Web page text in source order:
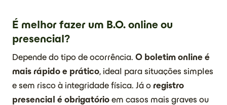
É melhor fazer um B.O. online ou
presencial?
Depende do tipo de ocorrência. O boletim online é
mais rápido e prático, ideal para situações simples
e sem risco à integridade física. Já o registro
presencial é obrigatório em casos mais graves ou